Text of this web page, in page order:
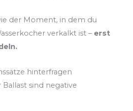
der Moment, in dem du
verkalkt ist – erst
hinterfragen
sind negative